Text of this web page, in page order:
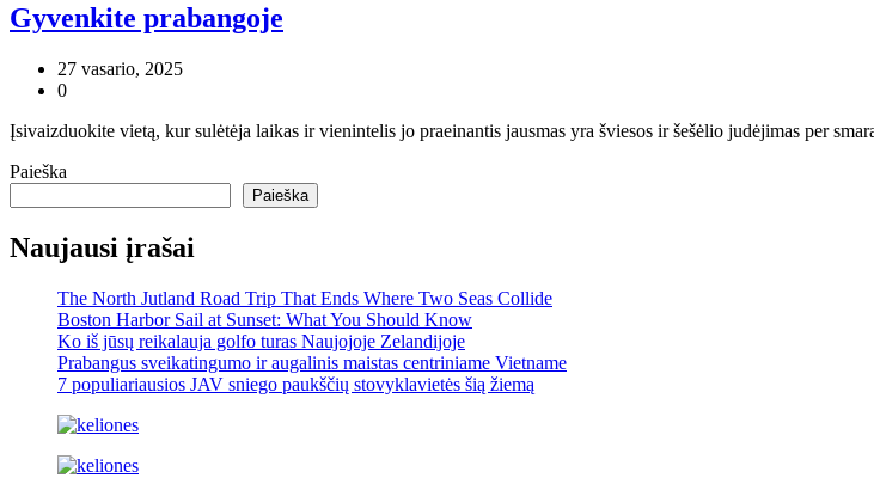
Gyvenkite prabangoje
27 vasario, 2025
0
Įsivaizduokite vietą, kur sulėtėja laikas ir vienintelis jo praeinantis jausmas yra šviesos ir šešėlio judėjimas per
Paieška
Paieška
Naujausi įrašai
The North Jutland Road Trip That Ends Where Two Seas Collide
Boston Harbor Sail at Sunset: What You Should Know
Ko iš jūsų reikalauja golfo turas Naujojoje Zelandijoje
Prabangus sveikatingumo ir augalinis maistas centriniame Vietname
7 populiariausios JAV sniego paukščių stovyklavietės šią žiemą